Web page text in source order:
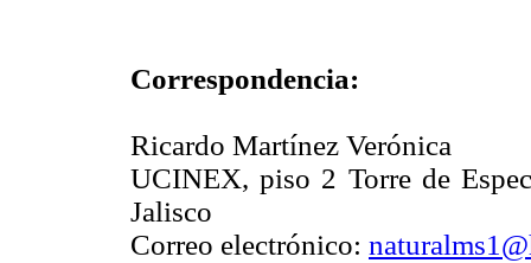
Correspondencia:
Ricardo Martínez Verónica
UCINEX, piso 2 Torre de
Jalisco
Correo electrónico: